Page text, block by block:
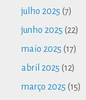
julho 2025 (7)
junho 2025 (22)
maio 2025 (17)
abril 2025 (12)
março 2025 (15)